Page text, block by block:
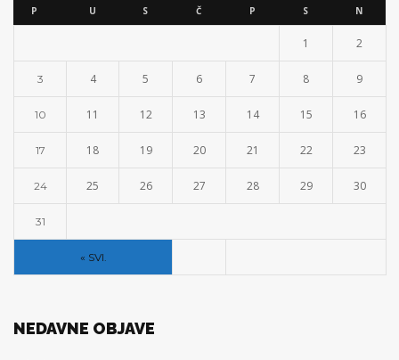
P U S Č P S N
« SVI.
1 2
3 4 5 6 7 8 9
10 11 12 13 14 15 16
17 18 19 20 21 22 23
24 25 26 27 28 29 30
31
NEDAVNE OBJAVE